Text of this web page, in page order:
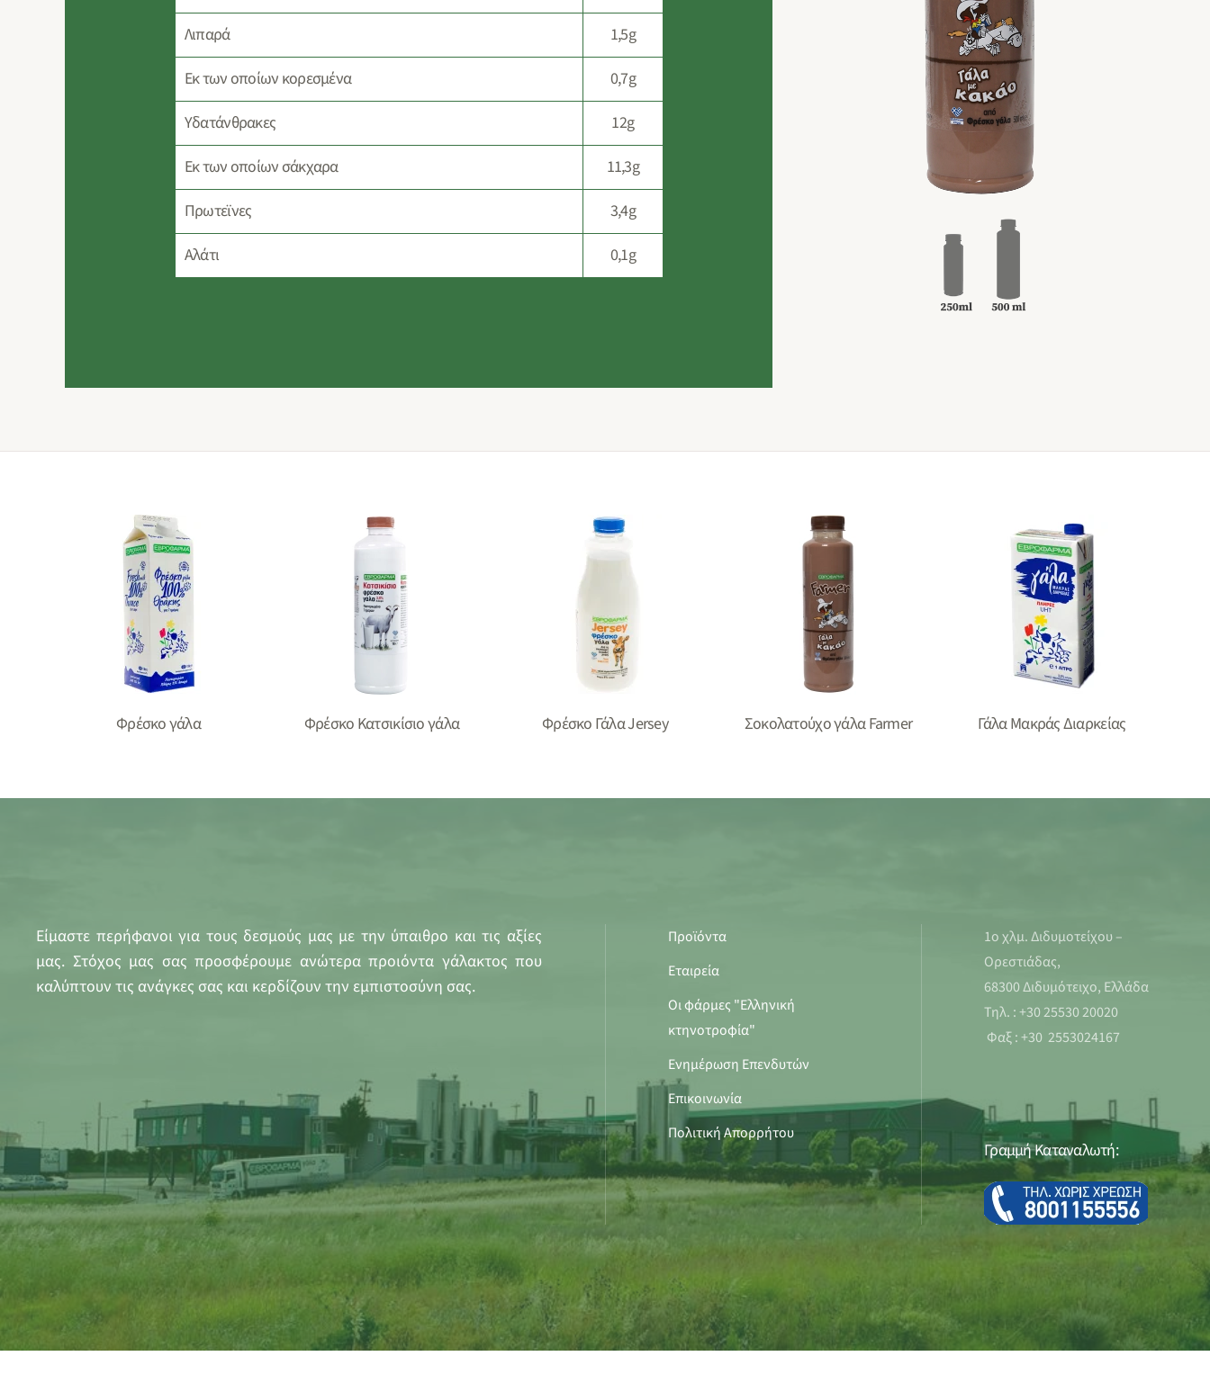
Λιπαρά
1,5g
Eκ των οποίων κορεσμένα
0,7g
Υδατάνθρακες
12g
Eκ των οποίων σάκχαρα
11,3g
Πρωτεϊνες
3,4g
Αλάτι
0,1g
Φρέσκο γάλα Φρέσκο Κατσικίσιο γάλα Φρέσκο Γάλα Jersey Σοκολατούχο γάλα Farmer Γάλα Mακράς Διαρκείας
Είμαστε περήφανοι για τους δεσμούς μας με την ύπαιθρο και τις αξίες
μας. Στόχος μας σας προσφέρουμε ανώτερα προιόντα γάλακτος που
καλύπτουν τις ανάγκες σας και κερδίζουν την εμπιστοσύνη σας.
Προϊόντα
Εταιρεία
Οι φάρμες "Ελληνική
κτηνοτροφία"
Ενημέρωση Επενδυτών
Επικοινωνία
Πολιτική Απορρήτου
1ο χλμ. Διδυμοτείχου –
Ορεστιάδας,
68300 Διδυμότειχο, Ελλάδα
Τηλ. : +30 25530 20020
Φαξ : +30 2553024167
Γραμμή Καταναλωτή: